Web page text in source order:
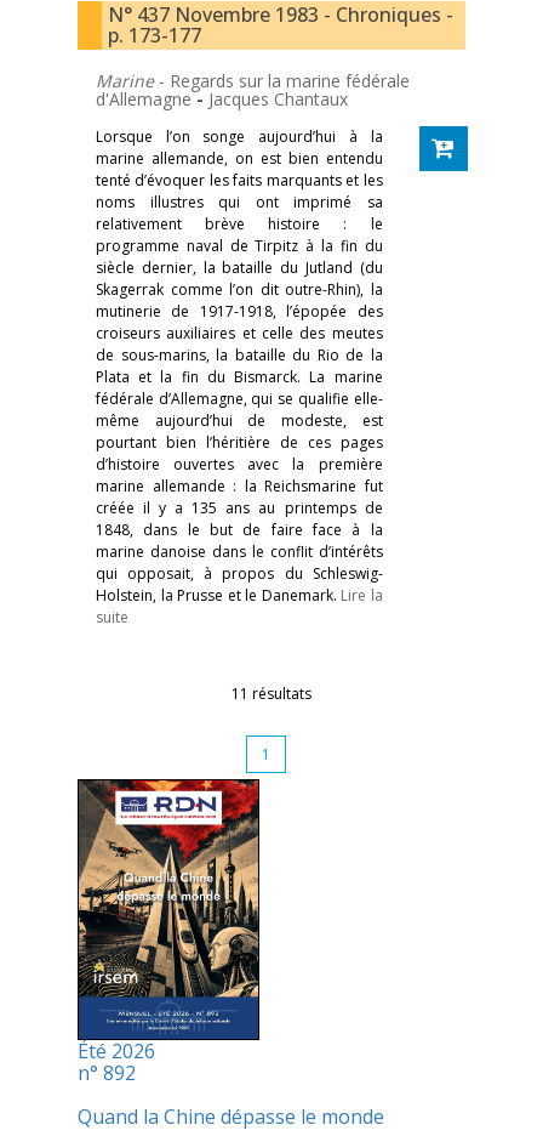
N° 437 Novembre 1983 - Chroniques -
p. 173-177
Marine - Regards sur la marine fédérale
d'Allemagne- Jacques Chantaux
Lorsque l’on songe aujourd’hui à la
marine allemande, on est bien entendu
tenté d’évoquer les faits marquants et les
noms illustres qui ont imprimé sa
relativement brève histoire : le
programme naval de Tirpitz à la fin du
siècle dernier, la bataille du Jutland (du
Skagerrak comme l’on dit outre-Rhin), la
mutinerie de 1917-1918, l’épopée des
croiseurs auxiliaires et celle des meutes
de sous-marins, la bataille du Rio de la
Plata et la fin du Bismarck. La marine
fédérale d’Allemagne, qui se qualifie elle-
même aujourd’hui de modeste, est
pourtant bien l’héritière de ces pages
d’histoire ouvertes avec la première
marine allemande : la Reichsmarine fut
créée il y a 135 ans au printemps de
1848, dans le but de faire face à la
marine danoise dans le conflit d’intérêts
qui opposait, à propos du Schleswig-
Holstein, la Prusse et le Danemark. Lire la
suite
11 résultats
1
Été 2026
n° 892
Quand la Chine dépasse le monde